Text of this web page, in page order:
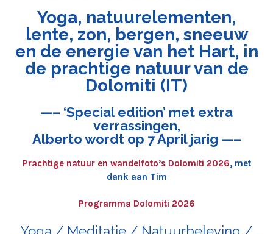
Yoga, natuurelementen,
lente, zon, bergen, sneeuw
en de energie van het Hart, in
de prachtige natuur van de
Dolomiti (IT)
—– ‘Special edition’ met extra
verrassingen,
Alberto wordt op 7 April jarig —–
Prachtige natuur en wandelfoto’s Dolomiti 2026, met
dank aan Tim
Programma Dolomiti 2026
Yoga / Meditatie / Natuurbeleving /